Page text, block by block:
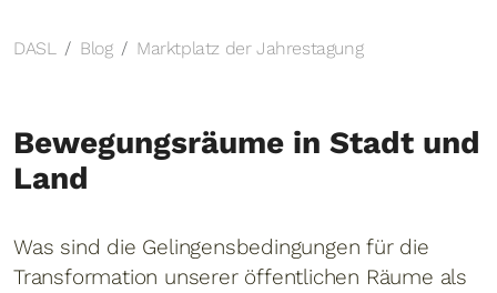
DASL Blog Marktplatz der Jahrestagung
Bewegungsräume in Stadt und
Land
Was sind die Gelingensbedingungen für die
Transformation unserer öffentlichen Räume als